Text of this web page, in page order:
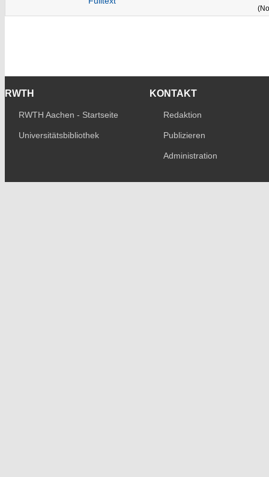
RWTH
RWTH Aachen - Startseite
Universitätsbibliothek
KONTAKT
Redaktion
Publizieren
Administration